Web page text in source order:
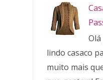
lindo casaco
muito mais